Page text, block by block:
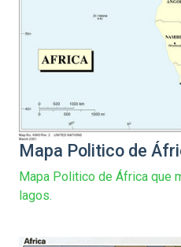
Mapa Politico de
Mapa Politico de África que
lagos.